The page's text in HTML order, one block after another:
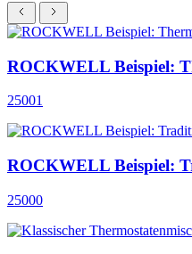
ROCKWELL Beispiel:
25001
ROCKWELL Beispiel:
25000